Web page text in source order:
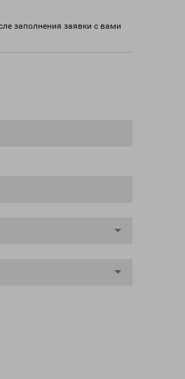
заполнения заявки с вами